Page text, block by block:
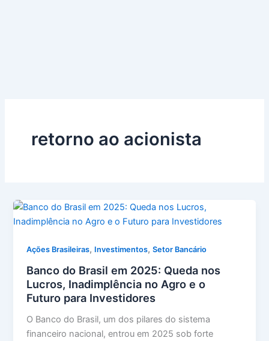
retorno ao acionista
Ações Brasileiras, Investimentos,Setor Bancário
Banco do Brasil em 2025: Queda nos
Lucros, Inadimplência no Agro e o
Futuro para Investidores
O Banco do Brasil, um dos pilares do sistema
financeiro nacional, entrou em 2025 sob forte